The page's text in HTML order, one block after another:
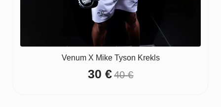
Venum X Mike Tyson Krekls
40€
Original
30 €Current